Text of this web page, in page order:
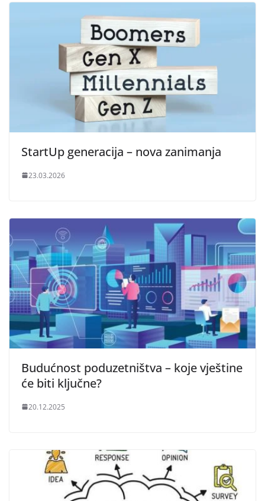
StartUp generacija – nova zanimanja
23.03.2026
Budućnost poduzetništva – koje vještine
će biti ključne?
20.12.2025